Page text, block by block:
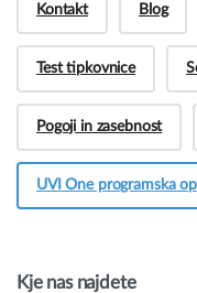
Kontakt Blog
Test tipkovnice
Pogoji in zasebnost
UVI One programska
Kje nas najdete
Hej! Imate